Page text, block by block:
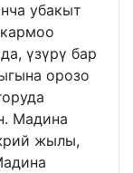
убакыт
үзүрү бар
орозо
Мадина
жылы,